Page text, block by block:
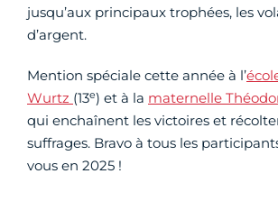
jusqu’aux principaux trophées, les
d’argent.
Mention spéciale cette année à l’
Wurtz (13e) et à la maternelle
qui enchaînent les victoires et
suffrages. Bravo à tous les
vous en 2025 !